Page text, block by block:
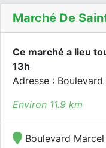
Marché De
Ce marché a lieu
13h
Adresse :
Environ 11.9 km
Boulevard